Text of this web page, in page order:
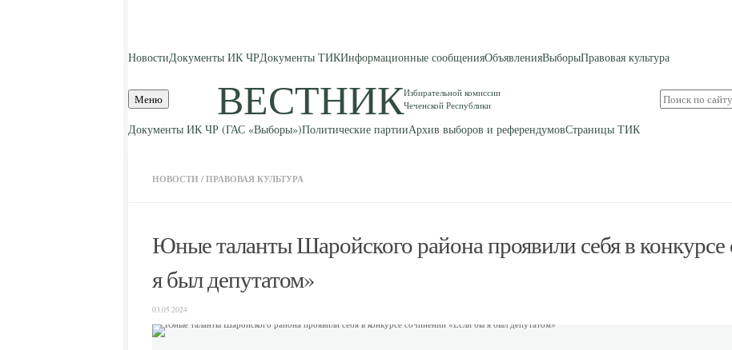
НовостиДокументы ИК ЧРДокументы ТИКИнформационные сообщенияОбъявленияВыборыПравовая культура
Меню ВЕСТНИКИзбирательной комиссии
Чеченской Республики
Поиск
по
Документы ИК ЧР (ГАС «Выборы»)Политические партииАрхив выборов и референдумовСтраницы ТИК
НОВОСТИ /ПРАВОВАЯ КУЛЬТУРА
Юные таланты Шаройского района проявили себя в
я был депутатом»
03.05.2024